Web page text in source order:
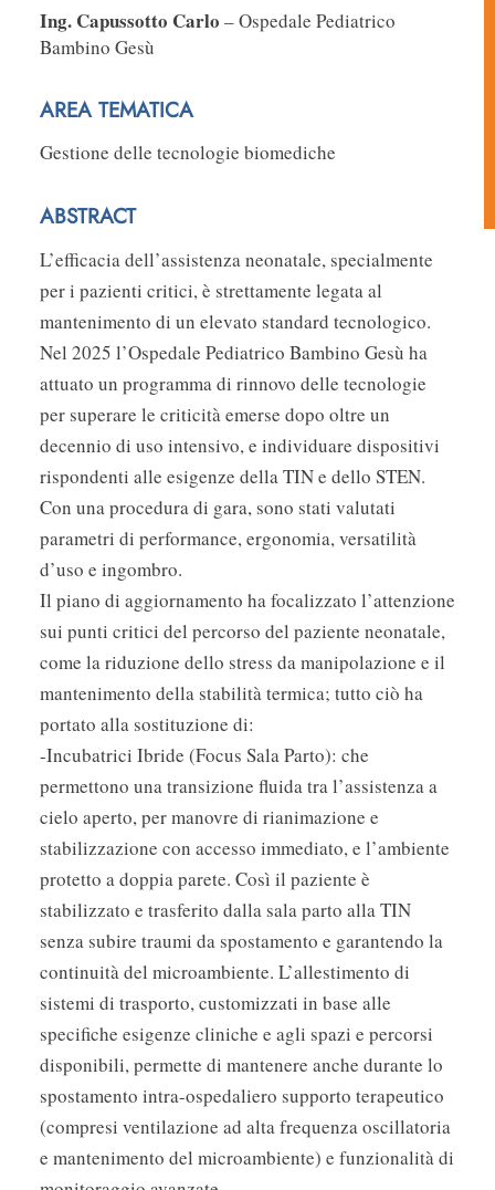
Ing. Capussotto Carlo – Ospedale Pediatrico
Bambino Gesù
AREA TEMATICA
Gestione delle tecnologie biomediche
ABSTRACT
L’efficacia dell’assistenza neonatale, specialmente
per i pazienti critici, è strettamente legata al
mantenimento di un elevato standard tecnologico.
Nel 2025 l’Ospedale Pediatrico Bambino Gesù ha
attuato un programma di rinnovo delle tecnologie
per superare le criticità emerse dopo oltre un
decennio di uso intensivo, e individuare dispositivi
rispondenti alle esigenze della TIN e dello STEN.
Con una procedura di gara, sono stati valutati
parametri di performance, ergonomia, versatilità
d’uso e ingombro.
Il piano di aggiornamento ha focalizzato l’attenzione
sui punti critici del percorso del paziente neonatale,
come la riduzione dello stress da manipolazione e il
mantenimento della stabilità termica; tutto ciò ha
portato alla sostituzione di:
-Incubatrici Ibride (Focus Sala Parto): che
permettono una transizione fluida tra l’assistenza a
cielo aperto, per manovre di rianimazione e
stabilizzazione con accesso immediato, e l’ambiente
protetto a doppia parete. Così il paziente è
stabilizzato e trasferito dalla sala parto alla TIN
senza subire traumi da spostamento e garantendo la
continuità del microambiente. L’allestimento di
sistemi di trasporto, customizzati in base alle
specifiche esigenze cliniche e agli spazi e percorsi
disponibili, permette di mantenere anche durante lo
spostamento intra-ospedaliero supporto terapeutico
(compresi ventilazione ad alta frequenza oscillatoria
e mantenimento del microambiente) e funzionalità di